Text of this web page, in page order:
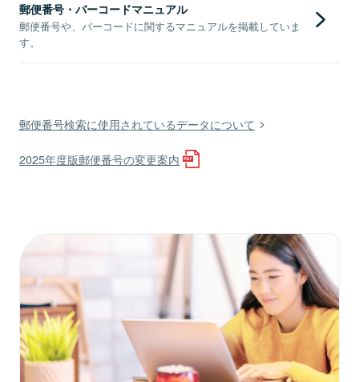
郵便番号・バーコードマニュアル
郵便番号や、バーコードに関するマニュアルを掲載していま
す。
郵便番号検索に使用されているデータについて
2025年度版郵便番号の変更案内